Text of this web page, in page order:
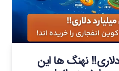
نهنگ ها این